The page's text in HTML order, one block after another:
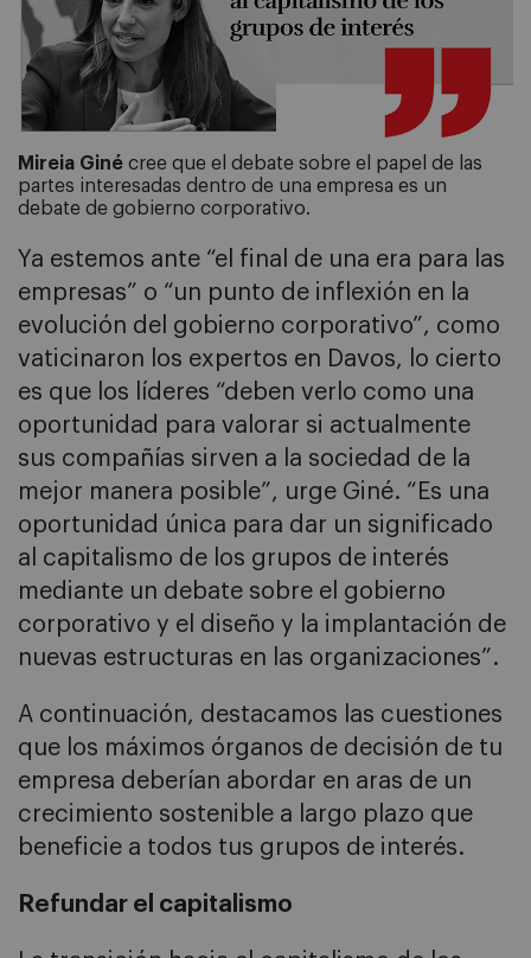
Mireia Giné cree que el debate sobre el papel de las
partes interesadas dentro de una empresa es un
debate de gobierno corporativo.
Ya estemos ante “el final de una era para las
empresas” o “un punto de inflexión en la
evolución del gobierno corporativo”, como
vaticinaron los expertos en Davos, lo cierto
es que los líderes “deben verlo como una
oportunidad para valorar si actualmente
sus compañías sirven a la sociedad de la
mejor manera posible”, urge Giné. “Es una
oportunidad única para dar un significado
al capitalismo de los grupos de interés
mediante un debate sobre el gobierno
corporativo y el diseño y la implantación de
nuevas estructuras en las organizaciones”.
A continuación, destacamos las cuestiones
que los máximos órganos de decisión de tu
empresa deberían abordar en aras de un
crecimiento sostenible a largo plazo que
beneficie a todos tus grupos de interés.
Refundar el capitalismo